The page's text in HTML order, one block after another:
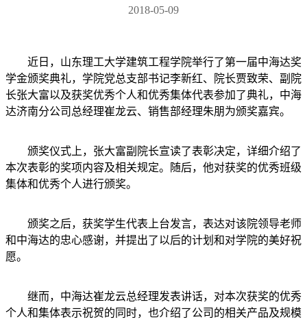
2018-05-09
近日，山东理工大学建筑工程学院举行了第一届中海达奖
学金颁奖典礼，学院党总支部书记李新红、院长贾致荣、副院
长张大富以及获奖优秀个人和优秀集体代表参加了典礼，中海
达济南分公司总经理崔龙云、销售部经理朱朋为颁奖嘉宾。
颁奖仪式上，张大富副院长宣读了表彰决定，详细介绍了
本次表彰的奖项内容及相关规定。随后，他对获奖的优秀班级
集体和优秀个人进行颁奖。
颁奖之后，获奖学生代表上台发言，表达对该院领导老师
和中海达的忠心感谢，并提出了以后的计划和对学院的美好祝
愿。
继而，中海达崔龙云总经理发表讲话，对本次获奖的优秀
个人和集体表示祝贺的同时，也介绍了公司的相关产品及规模